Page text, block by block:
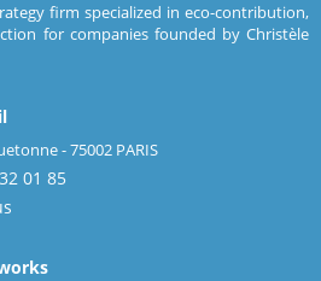
firm specialized in eco-contribution,
for companies founded by Christèle
- 75002 PARIS
01 85